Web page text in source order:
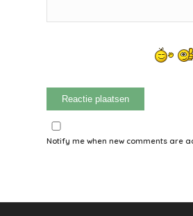
Notify me when new comments are